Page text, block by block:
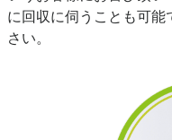
に回収に伺うことも可
さい。